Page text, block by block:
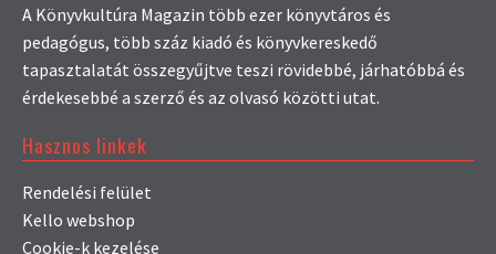
A Könyvkultúra Magazin több ezer könyvtáros és
pedagógus, több száz kiadó és könyvkereskedő
tapasztalatát összegyűjtve teszi rövidebbé, járhatóbbá és
érdekesebbé a szerző és az olvasó közötti utat.
Hasznos linkek
Rendelési felület
Kello webshop
Cookie-k kezelése